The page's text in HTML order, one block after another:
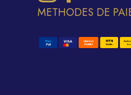
METHODES DE